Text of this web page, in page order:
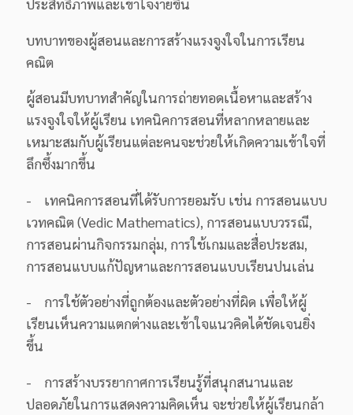
ประสิทธิภาพและเข้าใจง่ายขึ้น
บทบาทของผู้สอนและการสร้างแรงจูงใจในการเรียน
คณิต
ผู้สอนมีบทบาทสำคัญในการถ่ายทอดเนื้อหาและสร้าง
แรงจูงใจให้ผู้เรียน เทคนิคการสอนที่หลากหลายและ
เหมาะสมกับผู้เรียนแต่ละคนจะช่วยให้เกิดความเข้าใจที่
ลึกซึ้งมากขึ้น
- เทคนิคการสอนที่ได้รับการยอมรับ เช่น การสอนแบบ
เวทคณิต (Vedic Mathematics), การสอนแบบวรรณี,
การสอนผ่านกิจกรรมกลุ่ม, การใช้เกมและสื่อประสม,
การสอนแบบแก้ปัญหาและการสอนแบบเรียนปนเล่น
- การใช้ตัวอย่างที่ถูกต้องและตัวอย่างที่ผิด เพื่อให้ผู้
เรียนเห็นความแตกต่างและเข้าใจแนวคิดได้ชัดเจนยิ่ง
ขึ้น
- การสร้างบรรยากาศการเรียนรู้ที่สนุกสนานและ
ปลอดภัยในการแสดงความคิดเห็น จะช่วยให้ผู้เรียนกล้า